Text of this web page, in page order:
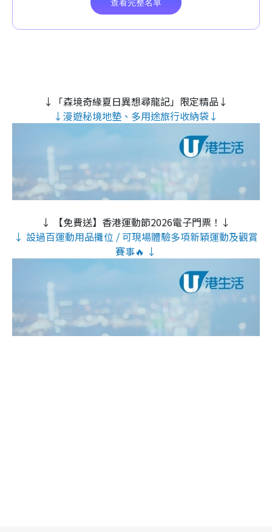
↓「森境奇緣夏日異想尋龍記」限定精品↓
↓漫遊秘境地墊、多用途旅行收納袋↓
↓ 【免費送】香港運動節2026電子門票！↓
↓ 設過百運動用品攤位 / 可現場體驗多項新穎運動及觀賞
賽事🔥 ↓